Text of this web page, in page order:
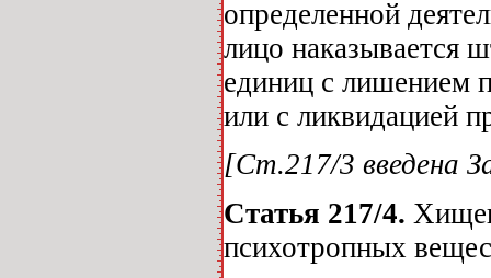
определенной
лицо наказывается
единиц с лишением
или с ликвидацией
[Ст.217/3 введена
Статья 217/4.
психотропных